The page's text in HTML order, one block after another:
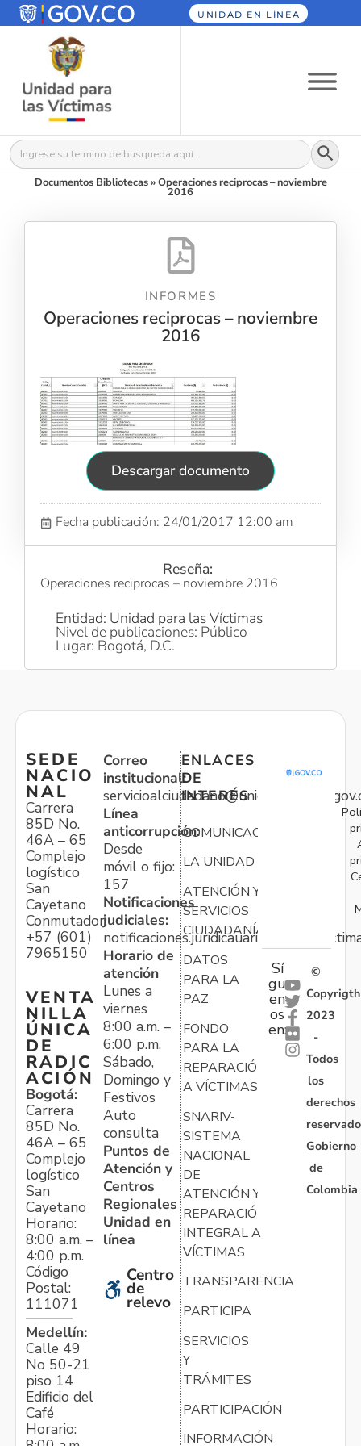
UNIDAD EN LÍNEA
Buscar: Botón
Documentos Bibliotecas»Operaciones reciprocas – noviembre
2016
INFORMES
Operaciones reciprocas – noviembre
2016
Descargar documento
Fecha publicación: 24/01/2017 12:00 am
Reseña:
Operaciones reciprocas – noviembre 2016
Entidad: Unidad para las Víctimas
Nivel de publicaciones: Público
Lugar: Bogotá, D.C.
SEDE
NACIO
NAL
Carrera
85D No.
46A – 65
Complejo
logístico
San
Cayetano
Conmutador:
+57 (601)
7965150
VENTA
NILLA
ÚNICA
DE
RADIC
ACIÓN
Bogotá:
Carrera
85D No.
46A – 65
Complejo
logístico
San
Cayetano
Horario:
8:00 a.m. –
4:00 p.m.
Código
Postal:
111071
Medellín:
Calle 49
No 50-21
piso 14
Edificio del
Café
Horario:
Correo
institucional:
Línea
anticorrupción:
Desde
móvil o fijo:
157
Notificaciones
judiciales:
Horario de
atención
Lunes a
viernes
8:00 a.m. –
6:00 p.m.
Sábado,
Domingo y
Festivos
Auto
consulta
Puntos de
Atención y
Centros
Regionales
Unidad en
línea
Centro
de
relevo
ENLACES
DE
INTERÉS
COMUNICACIONES
LA UNIDAD
ATENCIÓN Y
SERVICIOS
CIUDADANÍA
DATOS
PARA LA
PAZ
FONDO
PARA LA
REPARACIÓN
A VÍCTIMAS
SNARIV-
SISTEMA
NACIONAL
DE
ATENCIÓN Y
REPARACIÓN
INTEGRAL A
VÍCTIMAS
TRANSPARENCIA
PARTICIPA
SERVICIOS
Y
TRÁMITES
PARTICIPACIÓN
INFORMACIÓN
Sí
gu
en
os
en:
©
Copyrigth
2023
-
Todos
los
derechos
Gobierno
de
Colombia